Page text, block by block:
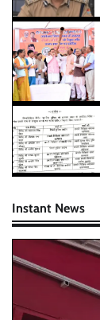
Instant News